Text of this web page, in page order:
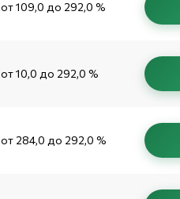
от 109,0 до 292,0 %
от 10,0 до 292,0 %
от 284,0 до 292,0 %